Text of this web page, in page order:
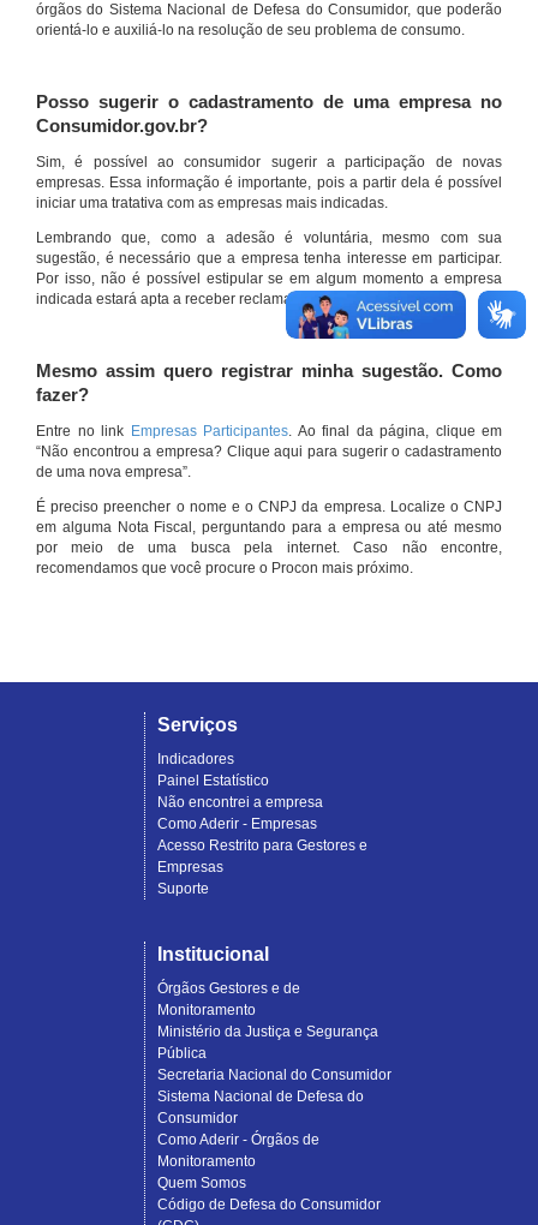
órgãos do Sistema Nacional de Defesa do Consumidor, que poderão
orientá-lo e auxiliá-lo na resolução de seu problema de consumo.
Posso sugerir o cadastramento de uma empresa no
Consumidor.gov.br?
Sim, é possível ao consumidor sugerir a participação de novas
empresas. Essa informação é importante, pois a partir dela é possível
iniciar uma tratativa com as empresas mais indicadas.
Lembrando que, como a adesão é voluntária, mesmo com sua
sugestão, é necessário que a empresa tenha interesse em participar.
Por isso, não é possível estipular se em algum momento a empresa
indicada estará apta a receber reclamações por meio do site.
Mesmo assim quero registrar minha sugestão. Como
fazer?
Entre no link Empresas Participantes. Ao final da página, clique em
“Não encontrou a empresa? Clique aqui para sugerir o cadastramento
de uma nova empresa”.
É preciso preencher o nome e o CNPJ da empresa. Localize o CNPJ
em alguma Nota Fiscal, perguntando para a empresa ou até mesmo
por meio de uma busca pela internet. Caso não encontre,
recomendamos que você procure o Procon mais próximo.
Serviços
Indicadores
Painel Estatístico
Não encontrei a empresa
Como Aderir - Empresas
Acesso Restrito para Gestores e
Empresas
Suporte
Institucional
Órgãos Gestores e de
Monitoramento
Ministério da Justiça e Segurança
Pública
Secretaria Nacional do Consumidor
Sistema Nacional de Defesa do
Consumidor
Como Aderir - Órgãos de
Monitoramento
Quem Somos
Código de Defesa do Consumidor